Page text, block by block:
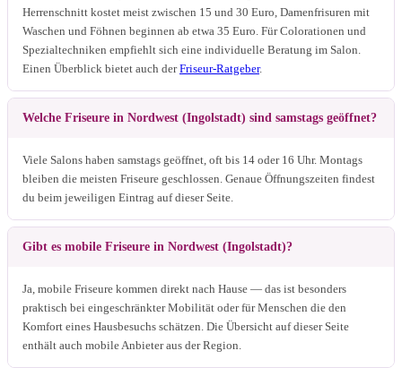
Herrenschnitt kostet meist zwischen 15 und 30 Euro, Damenfrisuren mit
Waschen und Föhnen beginnen ab etwa 35 Euro. Für Colorationen und
Spezialtechniken empfiehlt sich eine individuelle Beratung im Salon.
Einen Überblick bietet auch derFriseur-Ratgeber.
Welche Friseure in Nordwest (Ingolstadt) sind samstags geöffnet?
Viele Salons haben samstags geöffnet, oft bis 14 oder 16 Uhr. Montags
bleiben die meisten Friseure geschlossen. Genaue Öffnungszeiten findest
du beim jeweiligen Eintrag auf dieser Seite.
Gibt es mobile Friseure in Nordwest (Ingolstadt)?
Ja, mobile Friseure kommen direkt nach Hause — das ist besonders
praktisch bei eingeschränkter Mobilität oder für Menschen die den
Komfort eines Hausbesuchs schätzen. Die Übersicht auf dieser Seite
enthält auch mobile Anbieter aus der Region.